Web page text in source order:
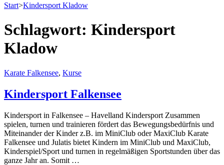
Start>Kindersport Kladow
Schlagwort: Kindersport
Kladow
Karate Falkensee, Kurse
Kindersport Falkensee
Kindersport in Falkensee – Havelland Kindersport Zusammen
spielen, turnen und trainieren fördert das Bewegungsbedürfnis und
Miteinander der Kinder z.B. im MiniClub oder MaxiClub Karate
Falkensee und Julatis bietet Kindern im MiniClub und MaxiClub,
Kinderspiel/Sport und turnen in regelmäßigen Sportstunden über das
ganze Jahr an. Somit …